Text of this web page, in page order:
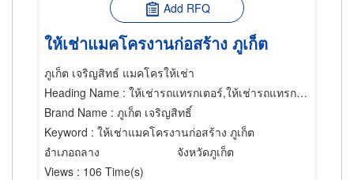
Add RFQ
ให้เช่าแมคโครงานก่อสร้าง ภูเก็ต
ภูเก็ต เจริญสิทธ์ แมคโครให้เช่า
Heading Name : ให้เช่ารถแทรกเตอร์,ให้เช่ารถแทรกเตอร์,ให้เช่ารถแทรกเตอร์
Brand Name : ภูเก็ต เจริญสิทธิ์
Keyword : ให้เช่าแมคโครงานก่อสร้าง ภูเก็ต
อำเภอถลาง
จังหวัดภูเก็ต
Views : 106 Time(s)